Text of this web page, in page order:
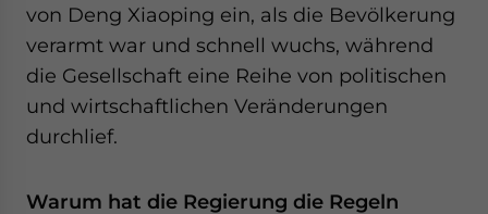
von Deng Xiaoping ein, als die Bevölkerung
verarmt war und schnell wuchs, während
die Gesellschaft eine Reihe von politischen
und wirtschaftlichen Veränderungen
durchlief.
Warum hat die Regierung die Regeln